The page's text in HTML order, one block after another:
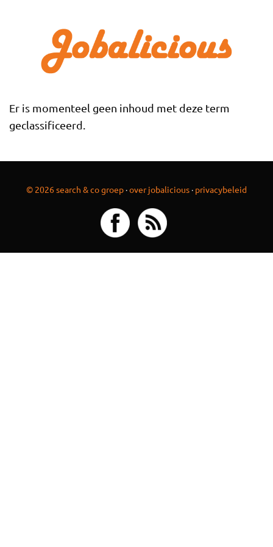
Er is momenteel geen inhoud met deze term
geclassificeerd.
© 2026 search & co groep ·over jobalicious · privacybeleid